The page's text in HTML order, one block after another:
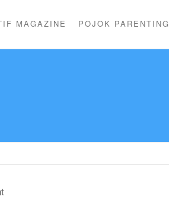
MAGAZINE POJOK PARENTING